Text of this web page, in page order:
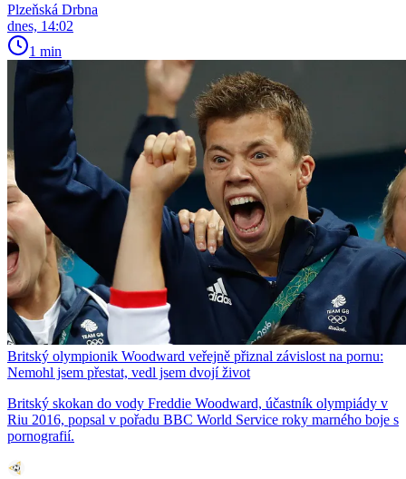
Plzeňská Drbna
dnes, 14:02
1 min
Britský olympionik Woodward veřejně přiznal závislost na pornu:
Nemohl jsem přestat, vedl jsem dvojí život
Britský skokan do vody Freddie Woodward, účastník olympiády v
Riu 2016, popsal v pořadu BBC World Service roky marného boje s
pornografií.